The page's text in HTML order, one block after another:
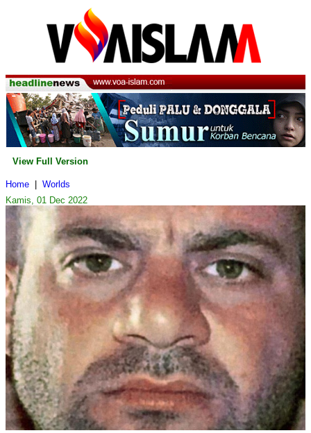
View Full Version
Home
Worlds
Kamis, 01 Dec 2022